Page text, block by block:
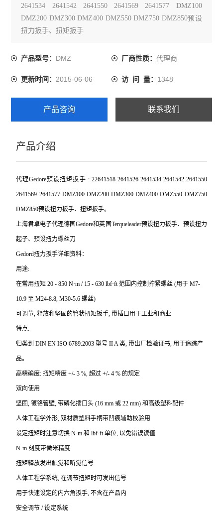
2641534 2641542 2641550 2641569 2641577 DMZ100
DMZ200 DMZ300 DMZ400 DMZ550 DMZ750 DMZ850预设
扭力扳手、扭矩扳手
产品型号： DMZ 厂商性质： 代理商
更新时间：2015-06-06 访 问 量： 1348
产品咨询 联系我们
产品介绍
代理Gedore预设扭矩扳手 : 22641518 2641526 2641534 2641542 2641550
2641569 2641577 DMZ100 DMZ200 DMZ300 DMZ400 DMZ550 DMZ750
DMZ850预设扭力扳手、扭矩扳手。
上海君卓电子代理德国Gedore和英国Terqueleader预设扭力扳手、预设扭力
起子、预设扭力螺丝刀
Gedord扭力扳手详细资料：
用途:
在常用扭矩 20 - 850 N·m / 15 - 630 lbf·ft 范围内控制拧紧螺丝 (用于 M7-
10.9 至 M24-8.8, M30-5.6 螺丝)
可调节, 释放和坚固的管状扭矩扳手, 带插口用于工业和商业
特点:
归类到 DIN EN ISO 6789:2003 型号 II A 类, 带出厂检验证书, 用于追踪产
品。
高精确度: 扭矩精度 +/- 3 %, 超过 +/- 4 % 的规定
双向使用
坚固, 镀铬管壁, 带磷化插口头 (16 mm 或 22 mm) 和高级塑料配件
人体工程学外形, 双材质塑料手柄带凹痕辅助校验用
设定扭矩时注意切换 N·m 和 lbf·ft 单位, 以免错误读值
N·m 刻度带微米精度
扭矩释放发出触觉和听觉信号
人体工程学系统, 在调节扭矩时可发出信号
用于快速设定的内六角扳手, 不含在产品内
安全调节 / 设定系统